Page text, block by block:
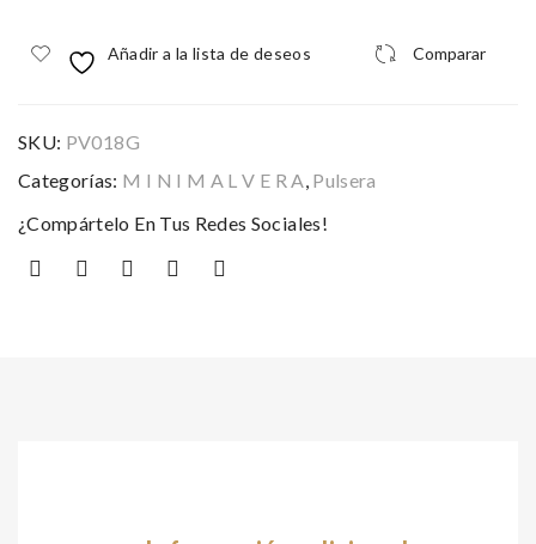
Añadir a la lista de deseos Comparar
SKU: PV018G
Categorías: M I N I M A L V E R A, Pulsera
¿Compártelo En Tus Redes Sociales!